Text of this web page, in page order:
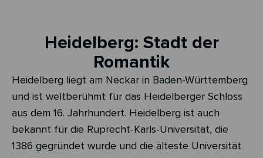
Heidelberg: Stadt der
Romantik
Heidelberg liegt am Neckar in Baden-Württemberg
und ist weltberühmt für das Heidelberger Schloss
aus dem 16. Jahrhundert. Heidelberg ist auch
bekannt für die Ruprecht-Karls-Universität, die
1386 gegründet wurde und die älteste Universität